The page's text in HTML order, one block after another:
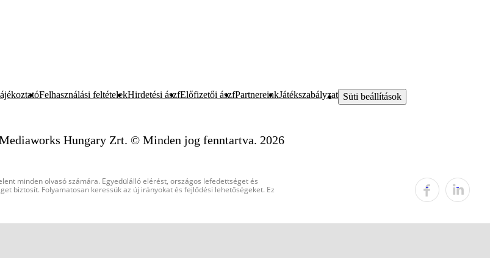
Felhasználási feltételekHirdetési ászfElőfizetői ászfPartnereinkJátékszabályzat Süti beállítások
Hungary Zrt. © Minden jog fenntartva. 2026
minden olvasó számára. Egyedülálló elérést, országos lefedettséget és
biztosít. Folyamatosan keressük az új irányokat és fejlődési lehetőségeket. Ez